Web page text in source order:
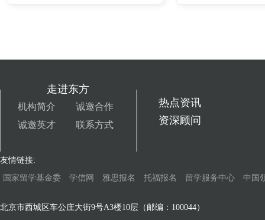
走进东方
机构简介
诚邀合作
诚邀英才
联系方式
热点资讯
资深顾问
友情链接:
国家留学基金委
学信网 雅思报名 托福报名 留学服务中心 中国
北京市西城区车公庄大街9号A3楼10层（邮编：100044）